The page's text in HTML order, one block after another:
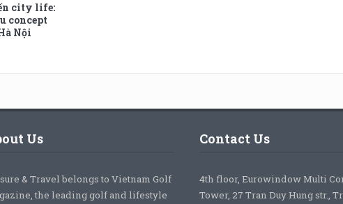
city life:
concept
Nội
Us
& Travel belongs to Vietnam Golf
the leading golf and lifestyle
Contact Us
4th floor, Eurowindow Multi
Tower, 27 Tran Duy Hung str.,